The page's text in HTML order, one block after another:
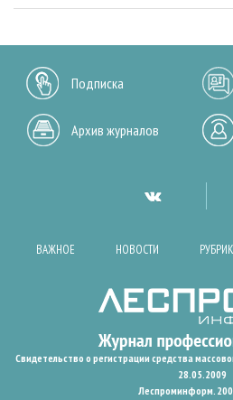
Подписка
Архив журналов
ВАЖНОЕ НОВОСТИ
Свидетельство о регистрации средства
28.05.2009
Леспроминформ.